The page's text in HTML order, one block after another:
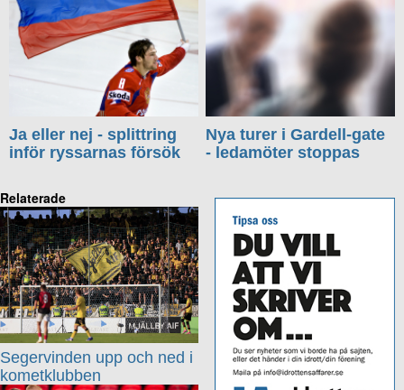
Ja eller nej - splittring
inför ryssarnas försök
Nya turer i Gardell-gate
- ledamöter stoppas
Relaterade
Segervinden upp och ned i
kometklubben